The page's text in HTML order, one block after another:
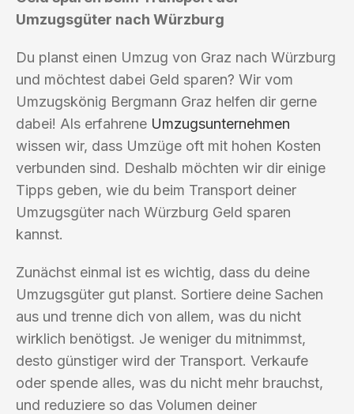
Umzugsgüter nach Würzburg
Du planst einen Umzug von Graz nach Würzburg
und möchtest dabei Geld sparen? Wir vom
Umzugskönig Bergmann Graz helfen dir gerne
dabei! Als erfahrene Umzugsunternehmen
wissen wir, dass Umzüge oft mit hohen Kosten
verbunden sind. Deshalb möchten wir dir einige
Tipps geben, wie du beim Transport deiner
Umzugsgüter nach Würzburg Geld sparen
kannst.
Zunächst einmal ist es wichtig, dass du deine
Umzugsgüter gut planst. Sortiere deine Sachen
aus und trenne dich von allem, was du nicht
wirklich benötigst. Je weniger du mitnimmst,
desto günstiger wird der Transport. Verkaufe
oder spende alles, was du nicht mehr brauchst,
und reduziere so das Volumen deiner